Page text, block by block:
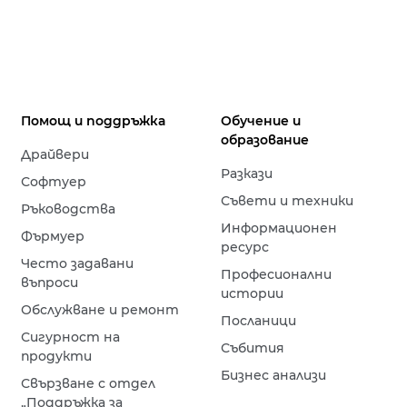
Помощ и поддръжка
Драйвери
Софтуер
Ръководства
Фърмуер
Често задавани
въпроси
Обслужване и ремонт
Сигурност на
продукти
Свързване с отдел
„Поддръжка за
Обучение и
образование
Разкази
Съвети и техники
Информационен
ресурс
Професионални
истории
Посланици
Събития
Бизнес анализи